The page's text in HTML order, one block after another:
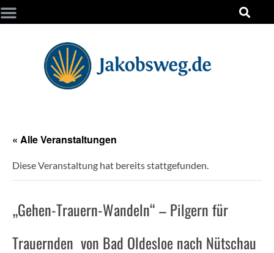
« Alle Veranstaltungen
Diese Veranstaltung hat bereits stattgefunden.
„Gehen-Trauern-Wandeln“ – Pilgern für
Trauernden von Bad Oldesloe nach Nütschau